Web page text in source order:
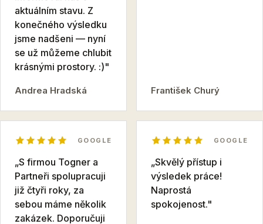
aktuálním stavu. Z
konečného výsledku
jsme nadšeni — nyní
se už můžeme chlubit
krásnými prostory. :)"
Andrea Hradská František Churý
GOOGLE
„S firmou Togner a
Partneři spolupracuji
již čtyři roky, za
sebou máme několik
zakázek. Doporučuji
GOOGLE
„Skvělý přístup i
výsledek práce!
Naprostá
spokojenost."